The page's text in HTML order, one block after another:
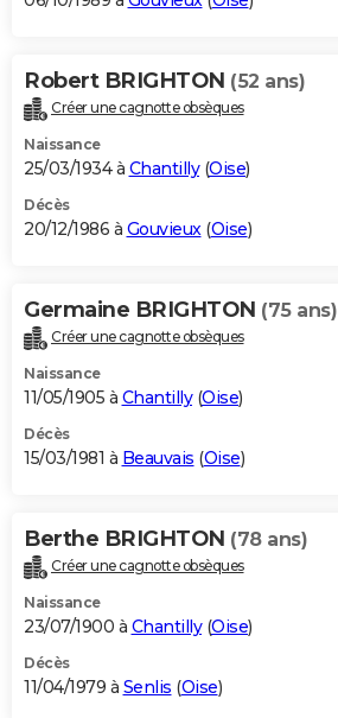
Robert BRIGHTON (52 ans)
Créer une cagnotte obsèques
Naissance
25/03/1934 à Chantilly(Oise)
Décès
20/12/1986 à Gouvieux(Oise)
Germaine BRIGHTON (75 ans)
Créer une cagnotte obsèques
Naissance
11/05/1905 à Chantilly(Oise)
Décès
15/03/1981 à Beauvais (Oise)
Berthe BRIGHTON (78 ans)
Créer une cagnotte obsèques
Naissance
23/07/1900 à Chantilly(Oise)
Décès
11/04/1979 à Senlis (Oise)